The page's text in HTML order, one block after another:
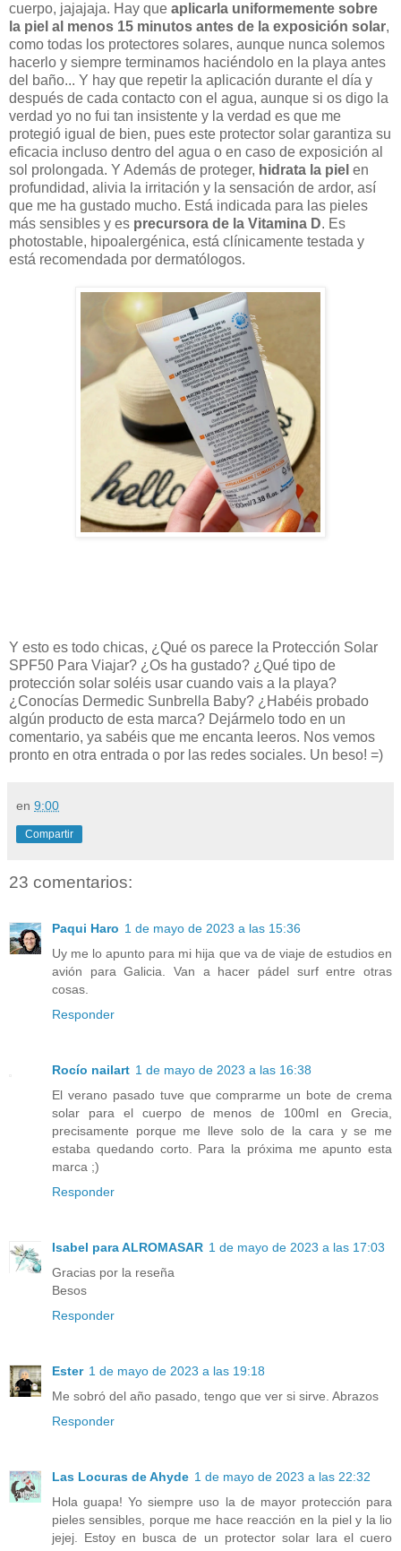
cuerpo, jajajaja. Hay que aplicarla uniformemente sobre
la piel al menos 15 minutos antes de la exposición solar,
como todas los protectores solares, aunque nunca solemos
hacerlo y siempre terminamos haciéndolo en la playa antes
del baño... Y hay que repetir la aplicación durante el día y
después de cada contacto con el agua, aunque si os digo la
verdad yo no fui tan insistente y la verdad es que me
protegió igual de bien, pues este protector solar garantiza su
eficacia incluso dentro del agua o en caso de exposición al
sol prolongada. Y Además de proteger, hidrata la piel en
profundidad, alivia la irritación y la sensación de ardor, así
que me ha gustado mucho. Está indicada para las pieles
más sensibles y es precursora de la Vitamina D. Es
photostable, hipoalergénica, está clínicamente testada y
está recomendada por dermatólogos.
Y esto es todo chicas, ¿Qué os parece la Protección Solar
SPF50 Para Viajar? ¿Os ha gustado? ¿Qué tipo de
protección solar soléis usar cuando vais a la playa?
¿Conocías Dermedic Sunbrella Baby? ¿Habéis probado
algún producto de esta marca? Dejármelo todo en un
comentario, ya sabéis que me encanta leeros. Nos vemos
pronto en otra entrada o por las redes sociales. Un beso! =)
en 9:00
Compartir
23 comentarios:
Paqui Haro 1 de mayo de 2023 a las 15:36
Uy me lo apunto para mi hija que va de viaje de estudios en
avión para Galicia. Van a hacer pádel surf entre otras
cosas.
Responder
Rocío nailart 1 de mayo de 2023 a las 16:38
El verano pasado tuve que comprarme un bote de crema
solar para el cuerpo de menos de 100ml en Grecia,
precisamente porque me lleve solo de la cara y se me
estaba quedando corto. Para la próxima me apunto esta
marca ;)
Responder
Isabel para ALROMASAR 1 de mayo de 2023 a las 17:03
Gracias por la reseña
Besos
Responder
Ester 1 de mayo de 2023 a las 19:18
Me sobró del año pasado, tengo que ver si sirve. Abrazos
Responder
Las Locuras de Ahyde 1 de mayo de 2023 a las 22:32
Hola guapa! Yo siempre uso la de mayor protección para
pieles sensibles, porque me hace reacción en la piel y la lio
jejej. Estoy en busca de un protector solar lara el cuero